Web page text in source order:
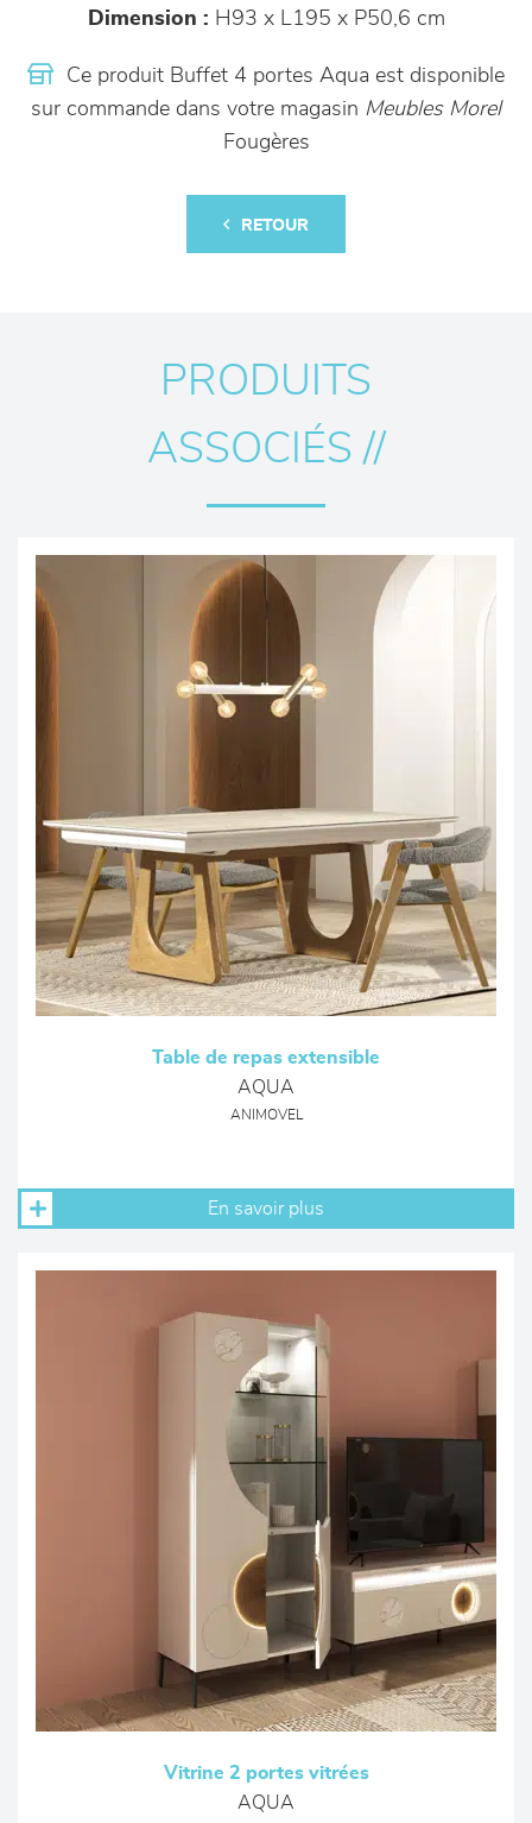
Dimension : H93 x L195 x P50,6 cm
Ce produit Buffet 4 portes Aqua est disponible
sur commande dans votre magasin Meubles Morel
Fougères
RETOUR
PRODUITS
ASSOCIÉS //
Table de repas extensible
AQUA
ANIMOVEL
En savoir plus
Vitrine 2 portes vitrées
AQUA